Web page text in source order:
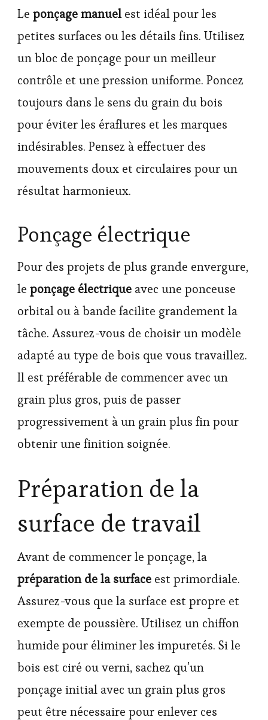
Le ponçage manuelest idéal pour les
petites surfaces ou les détails fins. Utilisez
un bloc de ponçage pour un meilleur
contrôle et une pression uniforme. Poncez
toujours dans le sens du grain du bois
pour éviter les éraflures et les marques
indésirables. Pensez à effectuer des
mouvements doux et circulaires pour un
résultat harmonieux.
Ponçage électrique
Pour des projets de plus grande envergure,
le ponçage électrique avec une ponceuse
orbital ou à bande facilite grandement la
tâche. Assurez-vous de choisir un modèle
adapté au type de bois que vous travaillez.
Il est préférable de commencer avec un
grain plus gros, puis de passer
progressivement à un grain plus fin pour
obtenir une finition soignée.
Préparation de la
surface de travail
Avant de commencer le ponçage, la
préparation de la surface est primordiale.
Assurez-vous que la surface est propre et
exempte de poussière. Utilisez un chiffon
humide pour éliminer les impuretés. Si le
bois est ciré ou verni, sachez qu’un
ponçage initial avec un grain plus gros
peut être nécessaire pour enlever ces